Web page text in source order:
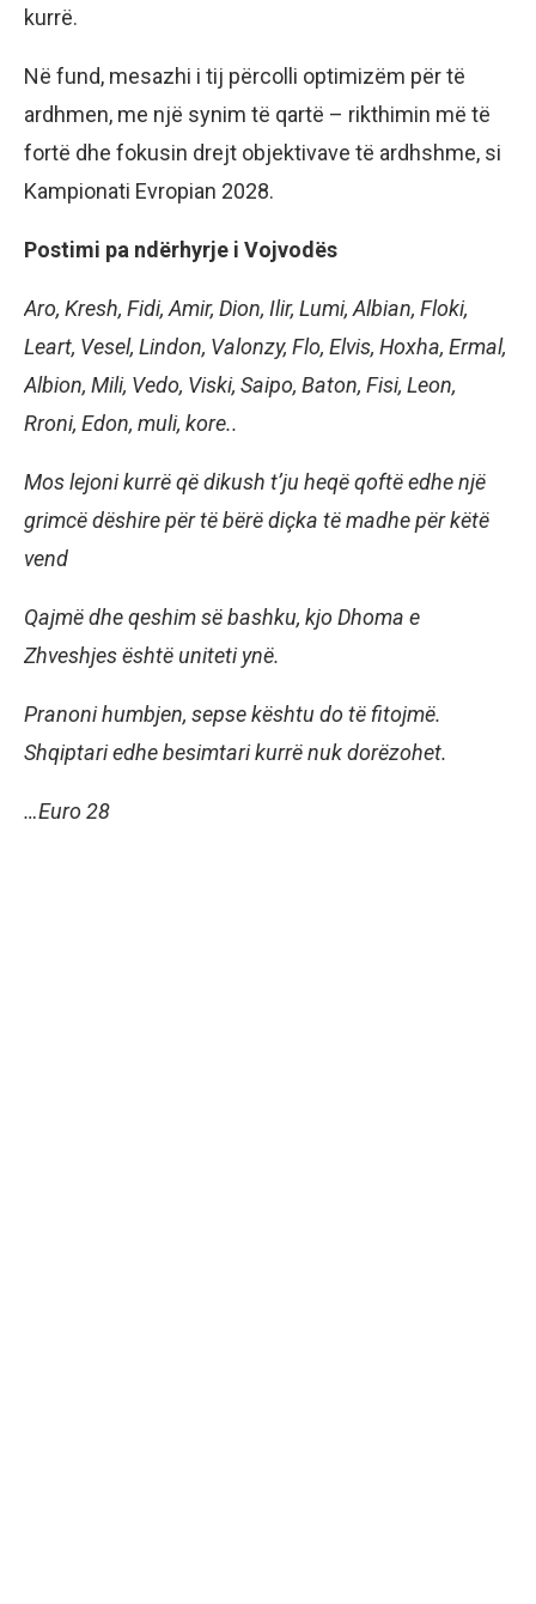
kurrë.
Në fund, mesazhi i tij përcolli optimizëm për të
ardhmen, me një synim të qartë – rikthimin më të
fortë dhe fokusin drejt objektivave të ardhshme, si
Kampionati Evropian 2028.
Postimi pa ndërhyrje i Vojvodës
Aro, Kresh, Fidi, Amir, Dion, Ilir, Lumi, Albian, Floki,
Leart, Vesel, Lindon, Valonzy, Flo, Elvis, Hoxha, Ermal,
Albion, Mili, Vedo, Viski, Saipo, Baton, Fisi, Leon,
Rroni, Edon, muli, kore..
Mos lejoni kurrë që dikush t’ju heqë qoftë edhe një
grimcë dëshire për të bërë diçka të madhe për këtë
vend
Qajmë dhe qeshim së bashku, kjo Dhoma e
Zhveshjes është uniteti ynë.
Pranoni humbjen, sepse kështu do të fitojmë.
Shqiptari edhe besimtari kurrë nuk dorëzohet.
…Euro 28